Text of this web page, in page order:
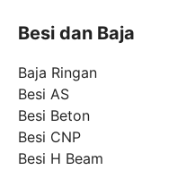
Besi dan Baja
Baja Ringan
Besi AS
Besi Beton
Besi CNP
Besi H Beam